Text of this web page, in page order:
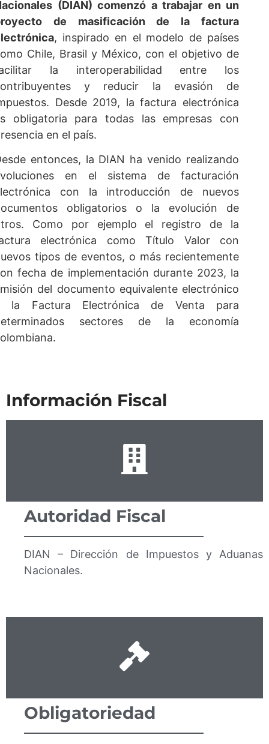
(DIAN) comenzó a trabajar en un
de masificación de la factura
, inspirado en el modelo de países
Chile, Brasil y México, con el objetivo de
la interoperabilidad entre los
y reducir la evasión de
Desde 2019, la factura electrónica
obligatoria para todas las empresas con
en el país.
entonces, la DIAN ha venido realizando
en el sistema de facturación
con la introducción de nuevos
obligatorios o la evolución de
Como por ejemplo el registro de la
electrónica como Título Valor con
tipos de eventos, o más recientemente
fecha de implementación durante 2023, la
del documento equivalente electrónico
la Factura Electrónica de Venta para
sectores de la economía
Información Fiscal
Autoridad Fiscal
DIAN – Dirección de Impuestos y Aduanas
Nacionales.
Obligatoriedad